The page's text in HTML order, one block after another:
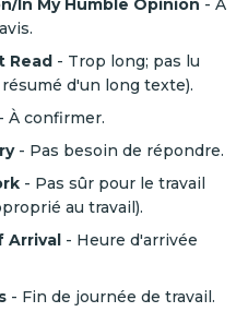
In My Humble Opinion - À
Read - Trop long; pas lu
d'un long texte).
- À confirmer.
- Pas besoin de répondre.
- Pas sûr pour le travail
au travail).
Arrival - Heure d'arrivée
- Fin de journée de travail.